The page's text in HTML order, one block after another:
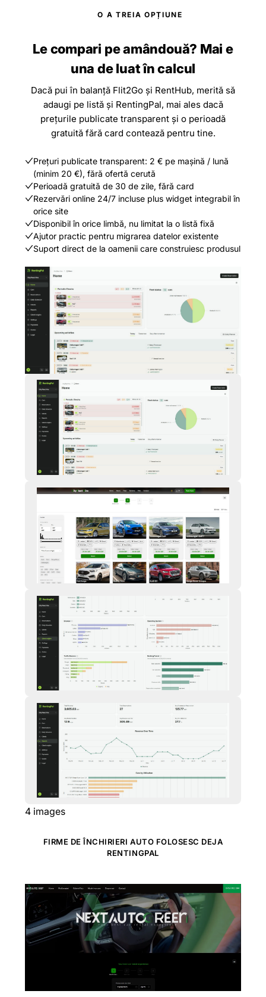
O A TREIA OPȚIUNE
Le compari pe amândouă? Mai e
una de luat în calcul
Dacă pui în balanță Flit2Go și RentHub, merită să
adaugi pe listă și RentingPal, mai ales dacă
prețurile publicate transparent și o perioadă
gratuită fără card contează pentru tine.
Prețuri publicate transparent: 2 € pe mașină / lună
(minim 20 €), fără ofertă cerută
Perioadă gratuită de 30 de zile, fără card
Rezervări online 24/7 incluse plus widget integrabil în
orice site
Disponibil în orice limbă, nu limitat la o listă fixă
Ajutor practic pentru migrarea datelor existente
Suport direct de la oamenii care construiesc produsul
4 images
FIRME DE ÎNCHIRIERI AUTO FOLOSESC DEJA
RENTINGPAL